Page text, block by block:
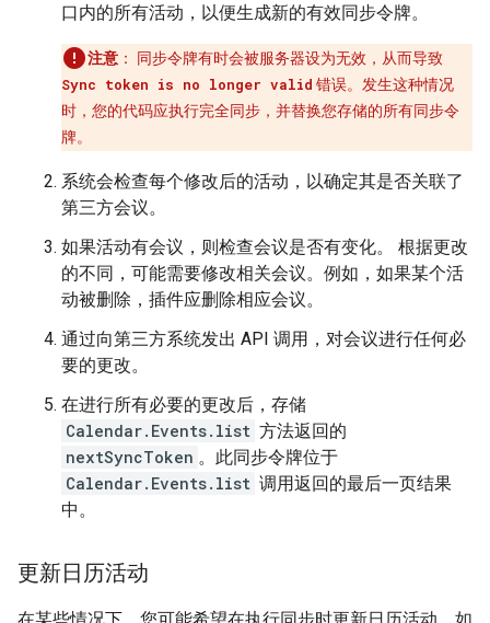
口内的所有活动，以便生成新的有效同步令牌。
注意 ：
同步令牌有时会被服务器设为无效，从而导致
Sync token is no longer valid 错误。发生这种情况
时，您的代码应执行完全同步，并替换您存储的所有同步令
牌。
系统会检查每个修改后的活动，以确定其是否关联了
第三方会议。
如果活动有会议，则检查会议是否有变化。 根据更改
的不同，可能需要修改相关会议。例如，如果某个活
动被删除，插件应删除相应会议。
通过向第三方系统发出 API 调用，对会议进行任何必
要的更改。
在进行所有必要的更改后，存储
Calendar.Events.list 方法返回的
nextSyncToken 。此同步令牌位于
Calendar.Events.list 调用返回的最后一页结果
中。
更新日历活动